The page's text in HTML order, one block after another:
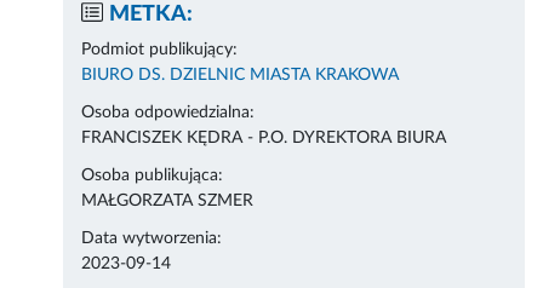
METKA:
Podmiot publikujący:
BIURO DS. DZIELNIC MIASTA KRAKOWA
Osoba odpowiedzialna:
FRANCISZEK KĘDRA - P.O. DYREKTORA BIURA
Osoba publikująca:
MAŁGORZATA SZMER
Data wytworzenia:
2023-09-14